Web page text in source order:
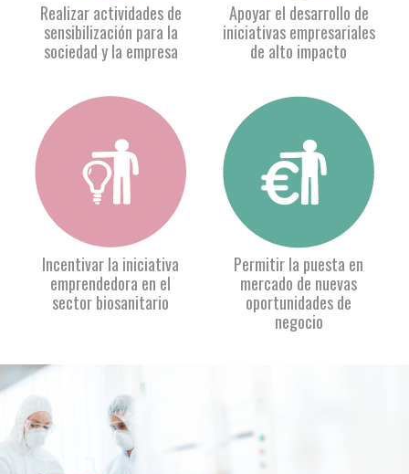
Realizar actividades de
sensibilización para la
sociedad y la empresa
Apoyar el desarrollo de
iniciativas empresariales
de alto impacto
Incentivar la iniciativa
emprendedora en el
sector biosanitario
Permitir la puesta en
mercado de nuevas
oportunidades de
negocio